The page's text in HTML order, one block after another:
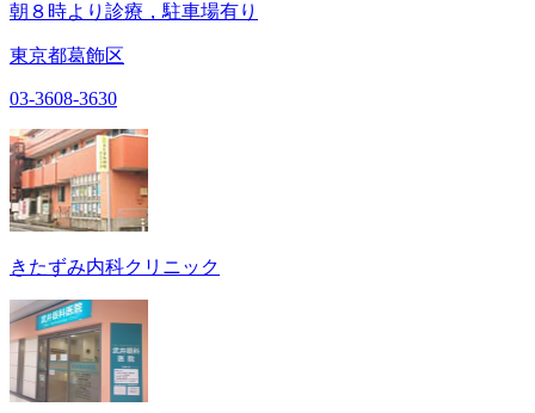
朝８時より診療，駐車場有り
東京都葛飾区
03-3608-3630
きたずみ内科クリニック